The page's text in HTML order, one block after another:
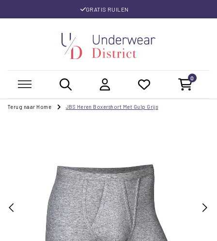
GRATIS RUILEN
0
Terug naar Home JBS Heren Boxershort Met Gulp Grijs